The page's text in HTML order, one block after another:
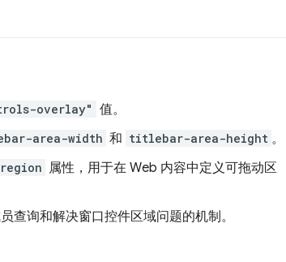
overlay" 值。
area-width 和 titlebar-area-height 。
属性，用于在 Web 内容中定义可拖动区
查询和解决窗口控件区域问题的机制。